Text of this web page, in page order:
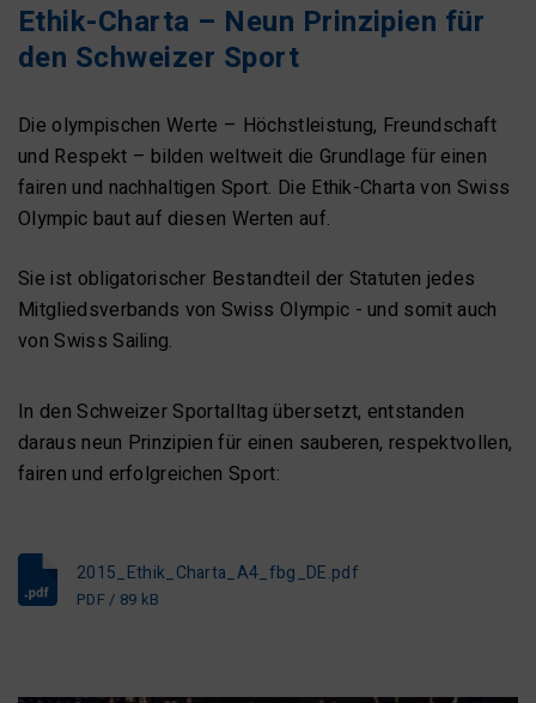
Ethik-Charta – Neun Prinzipien für
den Schweizer Sport
Die olympischen Werte – Höchstleistung, Freundschaft
und Respekt – bilden weltweit die Grundlage für einen
fairen und nachhaltigen Sport. Die Ethik-Charta von Swiss
Olympic baut auf diesen Werten auf.
Sie ist obligatorischer Bestandteil der Statuten jedes
Mitgliedsverbands von Swiss Olympic - und somit auch
von Swiss Sailing.
In den Schweizer Sportalltag übersetzt, entstanden
daraus neun Prinzipien für einen sauberen, respektvollen,
fairen und erfolgreichen Sport:
2015_Ethik_Charta_A4_fbg_DE.pdf
PDF / 89 kB